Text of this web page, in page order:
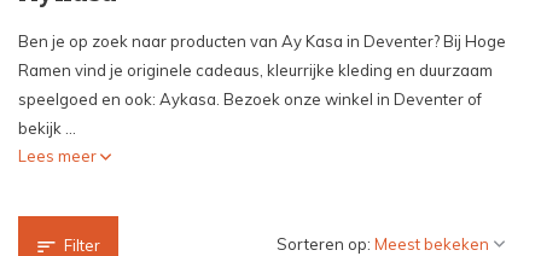
Ben je op zoek naar producten van Ay Kasa in Deventer? Bij Hoge
Ramen vind je originele cadeaus, kleurrijke kleding en duurzaam
speelgoed en ook: Aykasa. Bezoek onze winkel in Deventer of
bekijk ...
Lees meer
Filter Sorteren op: